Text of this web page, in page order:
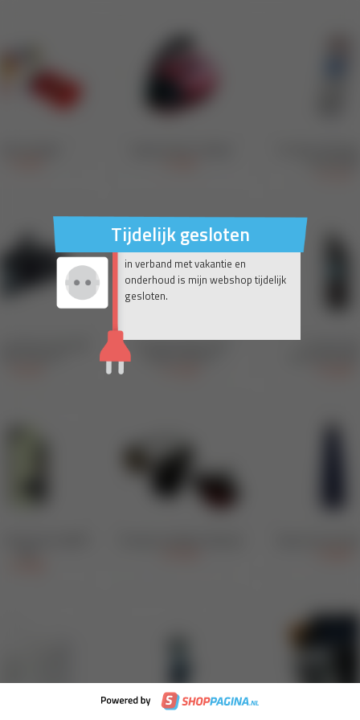
Tijdelijk gesloten
in verband met vakantie en
onderhoud is mijn webshop tijdelijk
gesloten.